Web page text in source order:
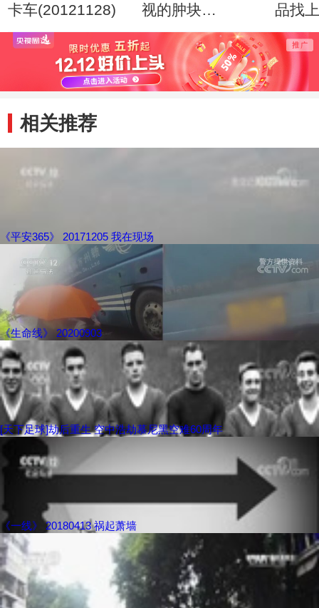
卡车(20121128)
视的肿块
(20120807)
品找
相关推荐
《平安365》 20171205 我在现场
《生命线》 20200903
[天下足球]劫后重生 空中浩劫慕尼黑空难60周年
《一线》 20180413 祸起萧墙